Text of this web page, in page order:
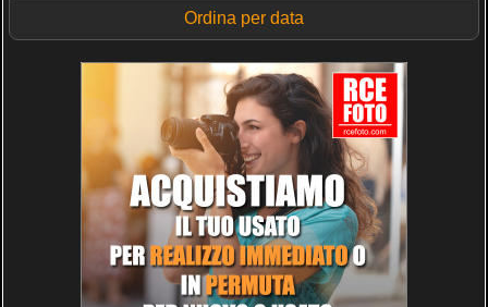
Ordina per data